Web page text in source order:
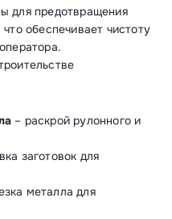
для предотвращения
обеспечивает чистоту
– раскрой рулонного и
заготовок для
металла для